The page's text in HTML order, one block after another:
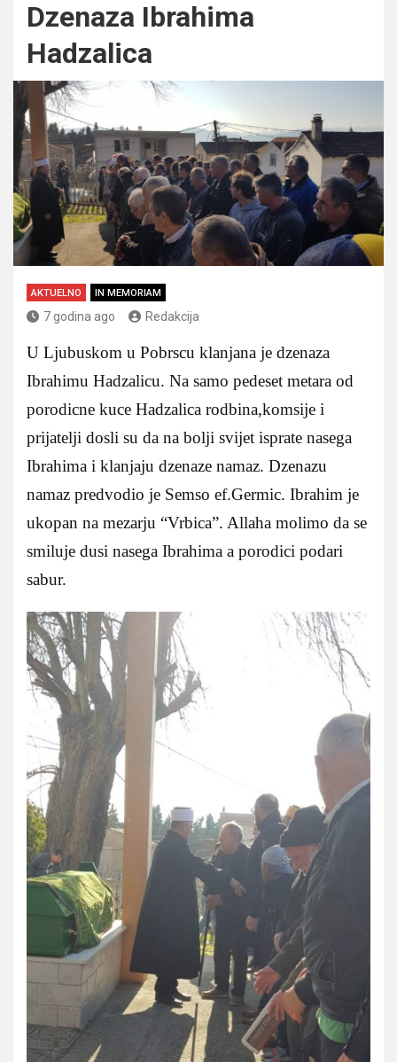
Dzenaza Ibrahima
Hadzalica
AKTUELNO IN MEMORIAM
7 godina ago Redakcija
U Ljubuskom u Pobrscu klanjana je dzenaza
Ibrahimu Hadzalicu. Na samo pedeset metara od
porodicne kuce Hadzalica rodbina,komsije i
prijatelji dosli su da na bolji svijet isprate nasega
Ibrahima i klanjaju dzenaze namaz. Dzenazu
namaz predvodio je Semso ef.Germic. Ibrahim je
ukopan na mezarju “Vrbica”. Allaha molimo da se
smiluje dusi nasega Ibrahima a porodici podari
sabur.